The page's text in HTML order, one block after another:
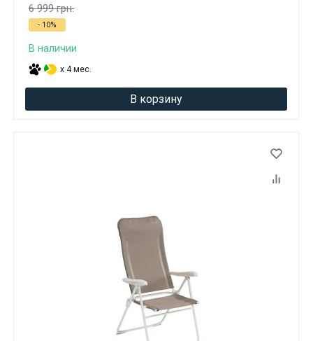
6 999 грн.
- 10%
В наличии
x 4 мес.
В корзину